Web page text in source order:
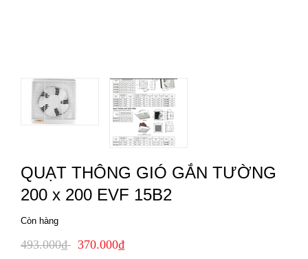
QUẠT THÔNG GIÓ GẮN TƯỜNG
200 x 200 EVF 15B2
Còn hàng
493.000₫ 370.000₫